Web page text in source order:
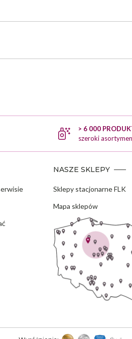
> 6 000
szeroki
NASZE SKLEPY
Sklepy stacjonarne FLK
Mapa sklepów